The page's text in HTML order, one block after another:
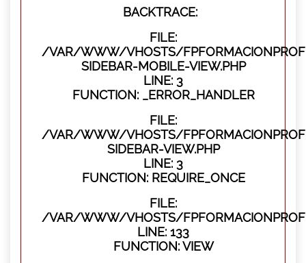
BACKTRACE:
FILE:
/VAR/WWW/VHOSTS/
SIDEBAR-MOBILE-VIEW.PHP
LINE: 3
FUNCTION: _ERROR_HANDLER
FILE:
/VAR/WWW/VHOSTS/
SIDEBAR-VIEW.PHP
LINE: 3
FUNCTION: REQUIRE_ONCE
FILE:
/VAR/WWW/VHOSTS/
LINE: 133
FUNCTION: VIEW